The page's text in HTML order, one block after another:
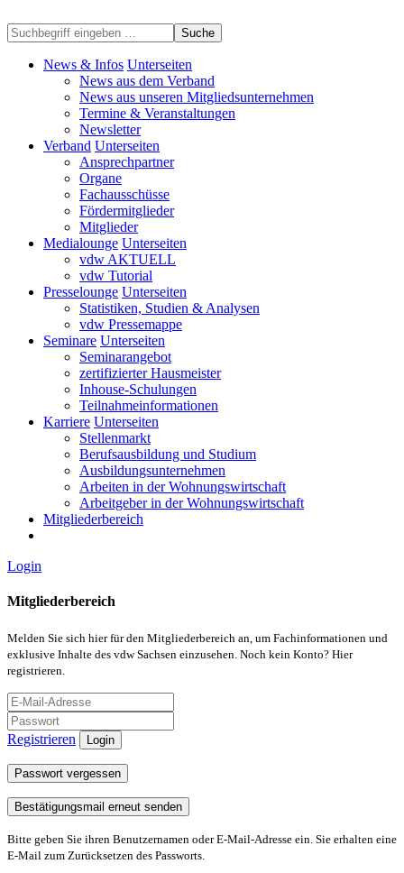
Suche
News & Infos Unterseiten
News aus dem Verband
News aus unseren Mitgliedsunternehmen
Termine & Veranstaltungen
Newsletter
Verband Unterseiten
Ansprechpartner
Organe
Fachausschüsse
Fördermitglieder
Mitglieder
Medialounge Unterseiten
vdw AKTUELL
vdw Tutorial
Presselounge Unterseiten
Statistiken, Studien & Analysen
vdw Pressemappe
Seminare Unterseiten
Seminarangebot
zertifizierter Hausmeister
Inhouse-Schulungen
Teilnahmeinformationen
Karriere Unterseiten
Stellenmarkt
Berufsausbildung und Studium
Ausbildungsunternehmen
Arbeiten in der Wohnungswirtschaft
Arbeitgeber in der Wohnungswirtschaft
Mitgliederbereich
Login
Mitgliederbereich
Melden Sie sich hier für den Mitgliederbereich an, um Fachinformationen und
exklusive Inhalte des vdw Sachsen einzusehen. Noch kein Konto? Hier
registrieren.
Registrieren Login
Passwort vergessen
Bestätigungsmail erneut senden
Bitte geben Sie ihren Benutzernamen oder E-Mail-Adresse ein. Sie erhalten eine
E-Mail zum Zurücksetzen des Passworts.